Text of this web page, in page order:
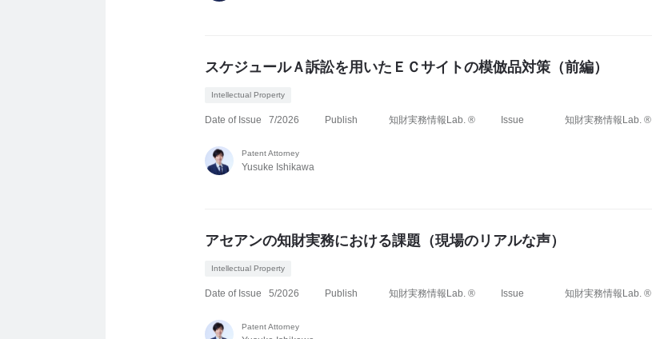
スケジュールＡ訴訟を用いたＥＣサイトの模倣品対策（前編）
Intellectual Property
Date of Issue 7/2026 Publish 知財実務情報Lab. ® Issue 知財実務情報Lab. ®
Patent Attorney
Yusuke Ishikawa
アセアンの知財実務における課題（現場のリアルな声）
Intellectual Property
Date of Issue 5/2026 Publish 知財実務情報Lab. ® Issue 知財実務情報Lab. ®
Patent Attorney